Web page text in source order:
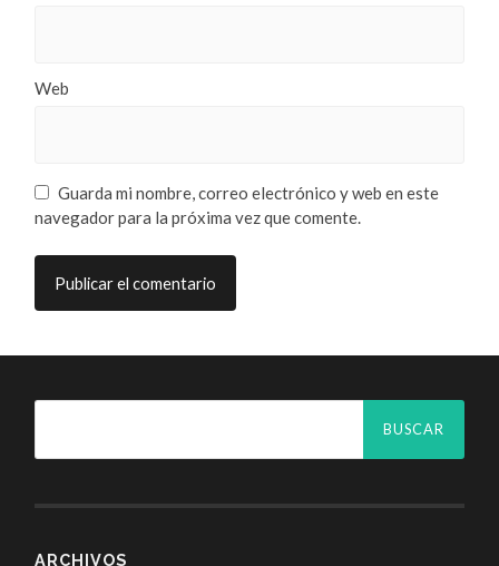
Web
Guarda mi nombre, correo electrónico y web en este
navegador para la próxima vez que comente.
ARCHIVOS